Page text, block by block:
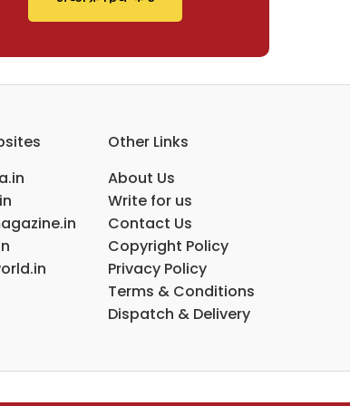
Other Links
About Us
Write for us
Contact Us
Copyright Policy
Privacy Policy
Terms & Conditions
Dispatch & Delivery